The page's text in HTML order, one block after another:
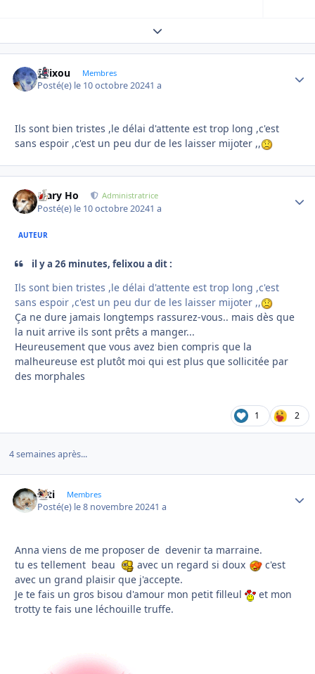
Expand topic overview
felixou Membres
Posté(e) le 10 octobre 20241 a
Ils sont bien tristes ,le délai d'attente est trop long ,c'est
sans espoir ,c'est un peu dur de les laisser mijoter ,,
Mary Ho Administratrice
Posté(e) le 10 octobre 20241 a
AUTEUR
il y a 26 minutes, felixou a dit :
Ils sont bien tristes ,le délai d'attente est trop long ,c'est
sans espoir ,c'est un peu dur de les laisser mijoter ,,
Ça ne dure jamais longtemps rassurez-vous.. mais dès que
la nuit arrive ils sont prêts a manger...
Heureusement que vous avez bien compris que la
malheureuse est plutôt moi qui est plus que sollicitée par
des morphales
1 2
4 semaines après...
asti Membres
Posté(e) le 8 novembre 20241 a
Anna viens de me proposer de devenir ta marraine.
tu es tellement beau
avec un regard si doux
c'est
avec un grand plaisir que j'accepte.
Je te fais un gros bisou d'amour mon petit filleul
et mon
trotty te fais une léchouille truffe.